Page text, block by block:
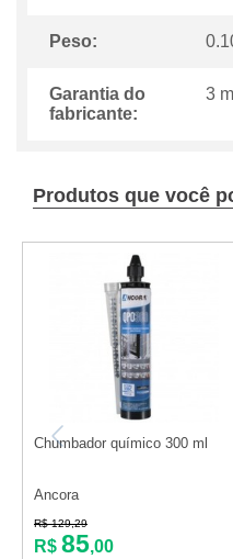
Peso:
Garantia do
fabricante:
3
Produtos que você
Chumbador químico 300 ml
Ancora
R$ 129,29
R$ 85,00